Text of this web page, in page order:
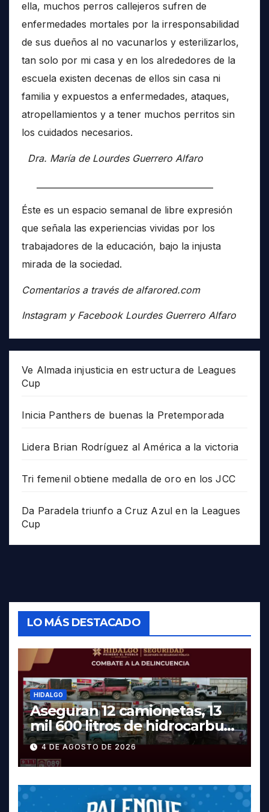
ella, muchos perros callejeros sufren de
enfermedades mortales por la irresponsabilidad
de sus dueños al no vacunarlos y esterilizarlos,
tan solo por mi casa y en los alrededores de la
escuela existen decenas de ellos sin casa ni
familia y expuestos a enfermedades, ataques,
atropellamientos y a tener muchos perritos sin
los cuidados necesarios.
Dra. María de Lourdes Guerrero Alfaro
Éste es un espacio semanal de libre expresión
que señala las experiencias vividas por los
trabajadores de la educación, bajo la injusta
mirada de la sociedad.
Comentarios a través de alfarored.com
Instagram y Facebook Lourdes Guerrero Alfaro
Ve Almada injusticia en estructura de Leagues
Cup
Inicia Panthers de buenas la Pretemporada
Lidera Brian Rodríguez al América a la victoria
Tri femenil obtiene medalla de oro en los JCC
Da Paradela triunfo a Cruz Azul en la Leagues
Cup
LO MÁS DESTACADO
HIDALGO
Aseguran 12 camionetas, 13
mil 600 litros de hidrocarburo
y dos vehículos robados en
Tula
4 DE AGOSTO DE 2026